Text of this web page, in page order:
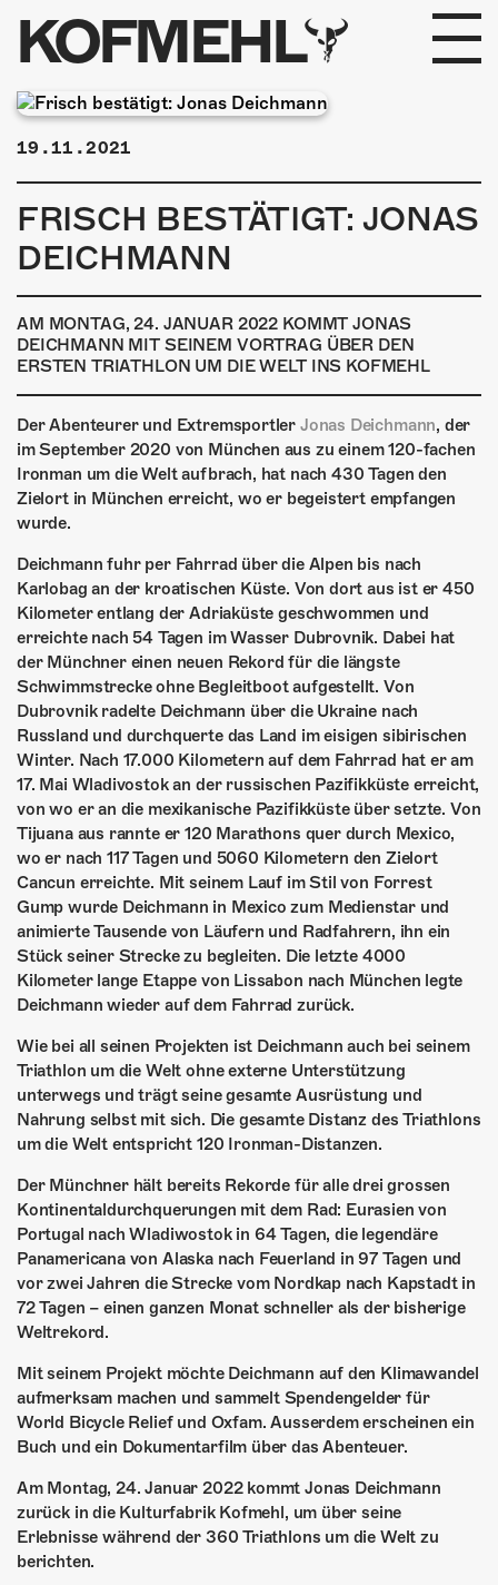
KOFMEHL
PROGRAMM
FABRIKGEFLÜSTER
GALERIE
PHOTOMAT
INFOS
KONTAKT
ÜBER UNS
GÖNNEREI
SHOP
MITMACHEN
19.11.2021
FRISCH BESTÄTIGT: JONAS
DEICHMANN
AM MONTAG, 24. JANUAR 2022 KOMMT JONAS
DEICHMANN MIT SEINEM VORTRAG ÜBER DEN
ERSTEN TRIATHLON UM DIE WELT INS KOFMEHL
Der Abenteurer und Extremsportler Jonas Deichmann, der
im September 2020 von München aus zu einem 120-fachen
Ironman um die Welt aufbrach, hat nach 430 Tagen den
Zielort in München erreicht, wo er begeistert empfangen
wurde.
Deichmann fuhr per Fahrrad über die Alpen bis nach
Karlobag an der kroatischen Küste. Von dort aus ist er 450
Kilometer entlang der Adriaküste geschwommen und
erreichte nach 54 Tagen im Wasser Dubrovnik. Dabei hat
der Münchner einen neuen Rekord für die längste
Schwimmstrecke ohne Begleitboot aufgestellt. Von
Dubrovnik radelte Deichmann über die Ukraine nach
Russland und durchquerte das Land im eisigen sibirischen
Winter. Nach 17.000 Kilometern auf dem Fahrrad hat er am
17. Mai Wladivostok an der russischen Pazifikküste erreicht,
von wo er an die mexikanische Pazifikküste über setzte. Von
Tijuana aus rannte er 120 Marathons quer durch Mexico,
wo er nach 117 Tagen und 5060 Kilometern den Zielort
Cancun erreichte. Mit seinem Lauf im Stil von Forrest
Gump wurde Deichmann in Mexico zum Medienstar und
animierte Tausende von Läufern und Radfahrern, ihn ein
Stück seiner Strecke zu begleiten. Die letzte 4000
Kilometer lange Etappe von Lissabon nach München legte
Deichmann wieder auf dem Fahrrad zurück.
Wie bei all seinen Projekten ist Deichmann auch bei seinem
Triathlon um die Welt ohne externe Unterstützung
unterwegs und trägt seine gesamte Ausrüstung und
Nahrung selbst mit sich. Die gesamte Distanz des Triathlons
um die Welt entspricht 120 Ironman-Distanzen.
Der Münchner hält bereits Rekorde für alle drei grossen
Kontinentaldurchquerungen mit dem Rad: Eurasien von
Portugal nach Wladiwostok in 64 Tagen, die legendäre
Panamericana von Alaska nach Feuerland in 97 Tagen und
vor zwei Jahren die Strecke vom Nordkap nach Kapstadt in
72 Tagen – einen ganzen Monat schneller als der bisherige
Weltrekord.
Mit seinem Projekt möchte Deichmann auf den Klimawandel
aufmerksam machen und sammelt Spendengelder für
World Bicycle Relief und Oxfam. Ausserdem erscheinen ein
Buch und ein Dokumentarfilm über das Abenteuer.
Am Montag, 24. Januar 2022 kommt Jonas Deichmann
zurück in die Kulturfabrik Kofmehl, um über seine
Erlebnisse während der 360 Triathlons um die Welt zu
berichten.